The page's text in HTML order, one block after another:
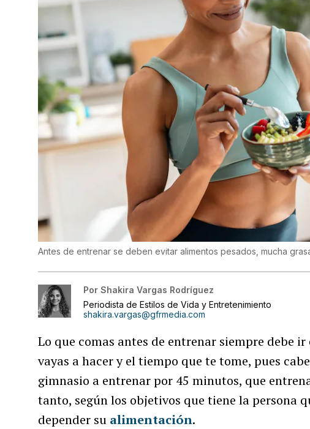
Antes de entrenar se deben evitar alimentos pesados, mucha
Por Shakira Vargas Rodríguez
Periodista de Estilos de Vida y Entretenimiento
shakira.vargas@gfrmedia.com
Lo que comas antes de entrenar siempre debe
vayas a hacer y el tiempo que te tome, pues
gimnasio a entrenar por 45 minutos, que
tanto, según los objetivos que tiene la persona
depender su alimentación.